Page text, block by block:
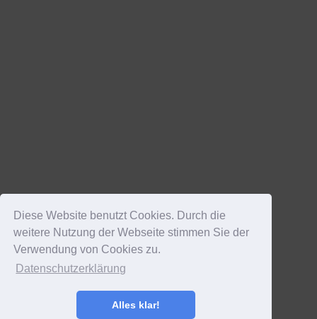
Diese Website benutzt Cookies. Durch die
weitere Nutzung der Webseite stimmen Sie der
Verwendung von Cookies zu.
Datenschutzerklärung
Alles klar!